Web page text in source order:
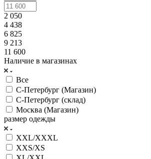
2 050
4 438
6 825
9 213
11 600
Наличие в магазинах
Все
С-Петербург (Магазин)
С-Петербург (склад)
Москва (Магазин)
размер одежды
XXL/XXXL
XXS/XS